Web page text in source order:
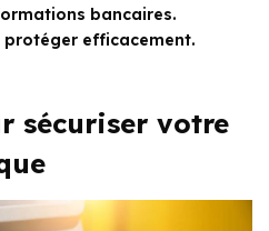
bancaires.
protéger efficacement.
sécuriser votre